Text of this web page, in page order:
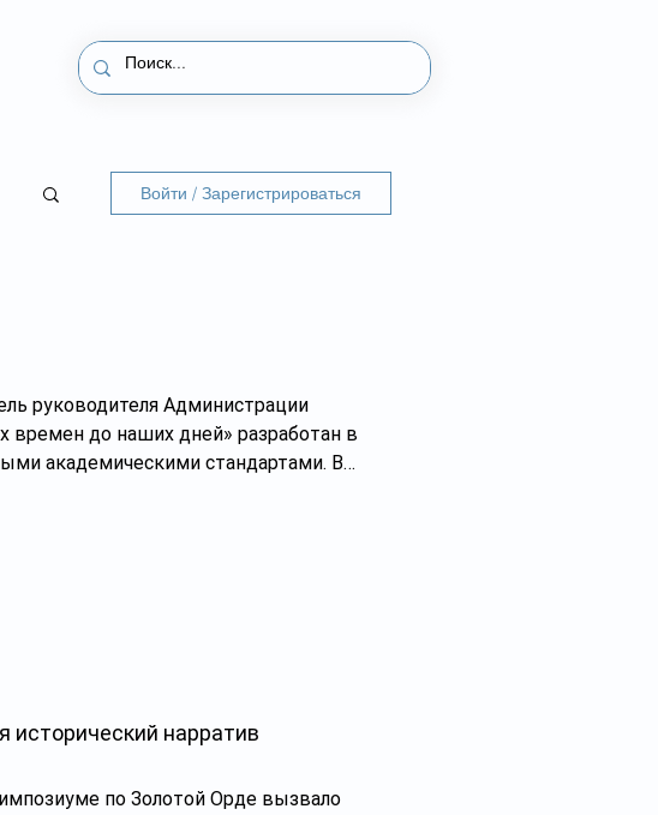
Войти / Зарегистрироваться
руководителя Администрации
времен до наших дней» разработан в
академическими стандартами. В
исторический нарратив
по Золотой Орде вызвало